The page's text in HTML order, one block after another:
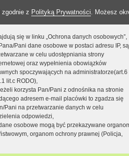
z Polityką Prywatności. Możesz
się w linku „Ochrona danych osobowych”,
Pani dane osobowe w postaci adresu IP, są
w celu udostępniania strony
oraz wypełnienia obowiązków
spoczywających na administratorze(art.6
lit.c RODO),
korzysta Pan/Pani z odnośnika na stronie
adresem e-mail placówki to zgadza się
Pani na przetwarzanie danych w celu
odpowiedzi,
osobowe mogą być przekazywane
organom ochrony prawnej (Policja,